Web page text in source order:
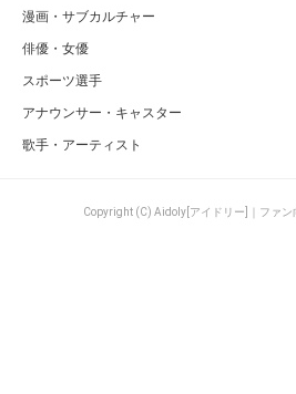
漫画・サブカルチャー
俳優・女優
スポーツ選手
アナウンサー・キャスター
歌手・アーティスト
Copyright (C) Aidoly[アイドリー]｜ファン